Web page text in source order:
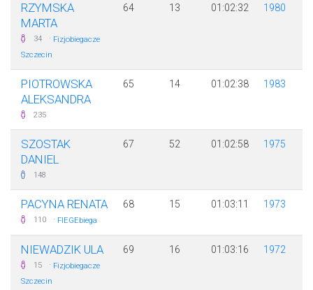
RZYMSKA
MARTA
34 · Fizjobiegacze
Szczecin
64 13 01:02:32 1980
PIOTROWSKA
ALEKSANDRA
235
65 14 01:02:38 1983
SZOSTAK
DANIEL
148
67 52 01:02:58 1975
PACYNA RENATA
110 · FIEGEbiega
68 15 01:03:11 1973
NIEWADZIK ULA
15 · Fizjobiegacze
Szczecin
69 16 01:03:16 1972